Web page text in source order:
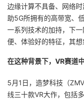
发
者
我
的
我
边缘计算不具备、网络
助5G所拥有的高带宽、
一系列技术的加持，下
便、体验好的特征，其想
在这种背景下，VR赛道
5月1日，造梦科技（
线三十款VR大作，包括